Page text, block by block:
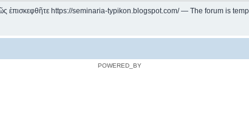
ἐπισκεφθῆτε https://seminaria-typikon.blogspot.com/ — The forum is
POWERED_BY